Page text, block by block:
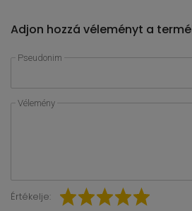
Adjon hozzá véleményt a
Pseudonim
Vélemény
Értékelje: